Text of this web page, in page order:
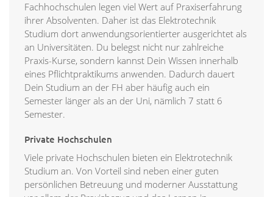
Fachhochschulen legen viel Wert auf Praxiserfahrung
ihrer Absolventen. Daher ist das Elektrotechnik
Studium dort anwendungsorientierter ausgerichtet als
an Universitäten. Du belegst nicht nur zahlreiche
Praxis-Kurse, sondern kannst Dein Wissen innerhalb
eines Pflichtpraktikums anwenden. Dadurch dauert
Dein Studium an der FH aber häufig auch ein
Semester länger als an der Uni, nämlich 7 statt 6
Semester.
Private Hochschulen
Viele private Hochschulen bieten ein Elektrotechnik
Studium an. Von Vorteil sind neben einer guten
persönlichen Betreuung und moderner Ausstattung